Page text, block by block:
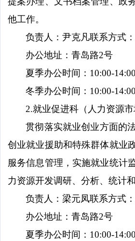
他工作。
负责人：尹克凡联系方式
办公地址：青岛路2号
夏季办公时间： 10:00-14:00
冬季办公时间： 10:00-14:00
2.就业促进科（人力资源市
贯彻落实就业创业方面的
创业就业援助和特殊群体就业
服务信息管理，实施就业统计
力资源开发调研、分析、统计
负责人：梁元凤联系方式
办公地址：青岛路2号
夏季办公时间： 10:00-14:00